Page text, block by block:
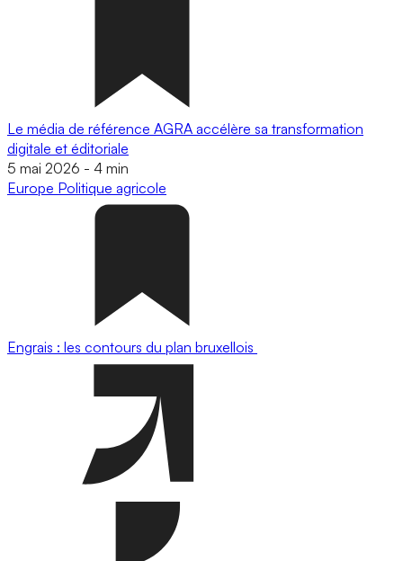
Le média de référence AGRA accélère sa transformation
digitale et éditoriale
5 mai 2026 - 4 min
Europe Politique agricole
Engrais : les contours du plan bruxellois